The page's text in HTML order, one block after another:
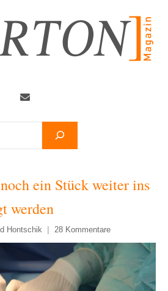
ein Stück weiter ins
werden
Hontschik 28 Kommentare